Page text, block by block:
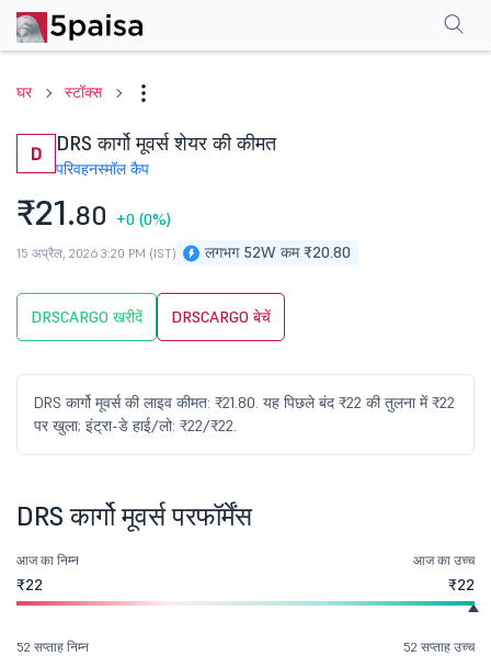
घर स्टॉक्स
D DRS कार्गो मूवर्स शेयर की कीमत
परिवहनस्मॉल कैप
₹21.80 +0 (0%)
लगभग 52W कम ₹20.80
15 अप्रैल, 2026 3:20 PM (IST)
DRSCARGO खरीदें DRSCARGO बेचें
DRS कार्गो मूवर्स की लाइव कीमत: ₹21.80. यह पिछले बंद ₹22 की तुलना में ₹22
पर खुला; इंट्रा-डे हाई/लो: ₹22/₹22.
परफॉर्मेंसफाइनेंशियल्स सामान्य प्रश्न
DRS कार्गो मूवर्स परफॉर्मेंस
आज का निम्न
₹22
आज का उच्च
₹22
52 सप्ताह निम्न 52 सप्ताह उच्च